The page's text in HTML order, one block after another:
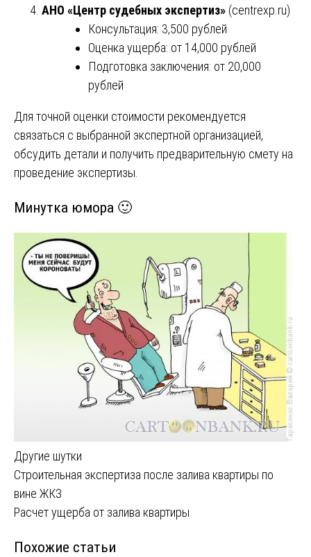
АНО «Центр судебных экспертиз» (centrexp.ru)
Консультация: 3,500 рублей
Оценка ущерба: от 14,000 рублей
Подготовка заключения: от 20,000
рублей
Для точной оценки стоимости рекомендуется
связаться с выбранной экспертной организацией,
обсудить детали и получить предварительную смету на
проведение экспертизы. ​
Минутка юмора 🙂
Другие шутки
Навигация
по
Строительная экспертиза после залива квартиры по
вине ЖКЗ
Расчет ущерба от залива квартиры
Похожие статьи